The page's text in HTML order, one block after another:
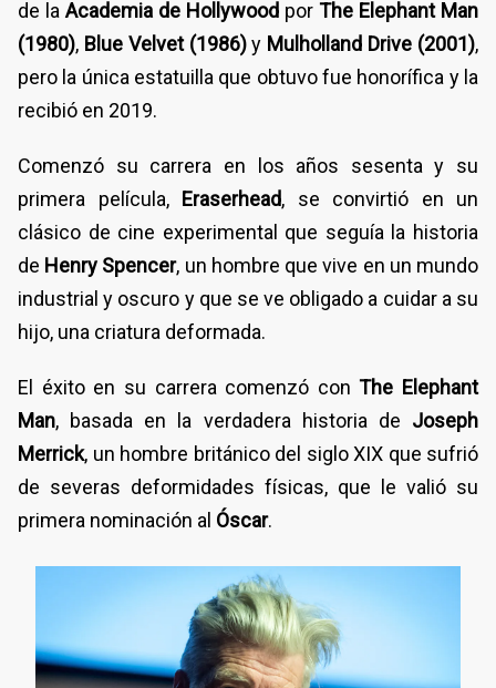
de la Academia de Hollywood por The Elephant Man
(1980), Blue Velvet (1986)y Mulholland Drive (2001),
pero la única estatuilla que obtuvo fue honorífica y la
recibió en 2019.
Comenzó su carrera en los años sesenta y su
primera película, Eraserhead, se convirtió en un
clásico de cine experimental que seguía la historia
de Henry Spencer, un hombre que vive en un mundo
industrial y oscuro y que se ve obligado a cuidar a su
hijo, una criatura deformada.
El éxito en su carrera comenzó conThe Elephant
Man, basada en la verdadera historia de Joseph
Merrick, un hombre británico del siglo XIX que sufrió
de severas deformidades físicas, que le valió su
primera nominación al Óscar.